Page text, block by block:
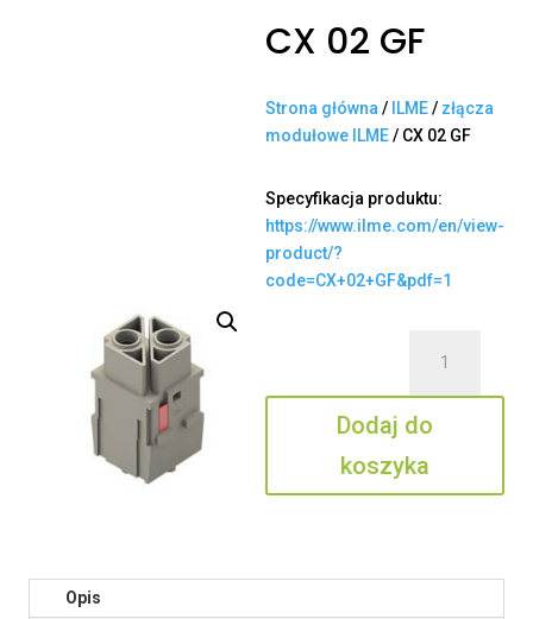
CX 02 GF
Strona główna / ILME/ złącza
modułowe ILME/ CX 02 GF
Specyfikacja produktu:
https://www.ilme.com/en/view-
product/?
code=CX+02+GF&pdf=1
02
GF
Dodaj do
koszyka
Opis